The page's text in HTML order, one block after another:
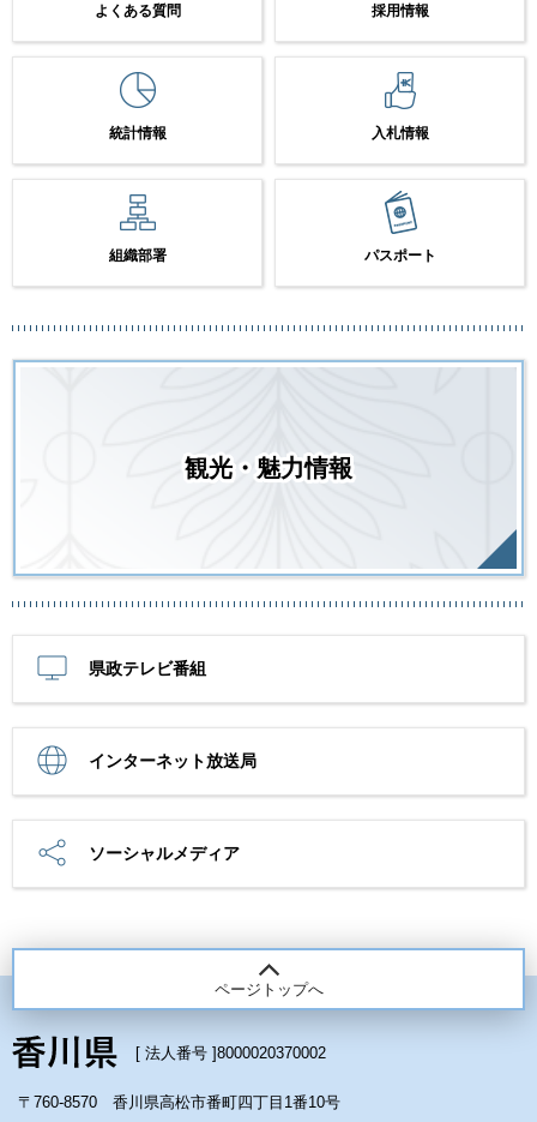
よくある質問 採用情報
統計情報 入札情報
組織部署 パスポート
観光・魅力情報
県政テレビ番組
インターネット放送局
ソーシャルメディア
ページトップへ
[ 法人番号 ]8000020370002
〒760-8570 香川県高松市番町四丁目1番10号